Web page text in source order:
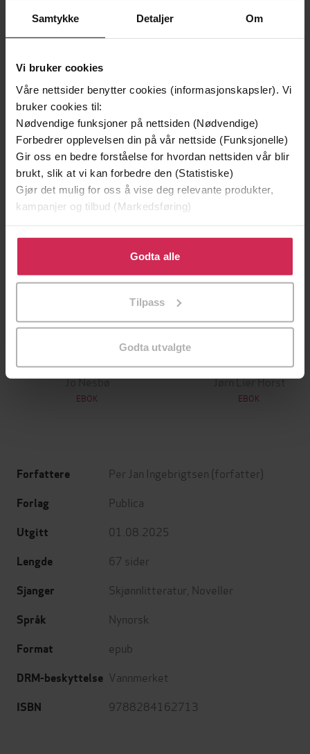
Samtykke Detaljer Om
Vi bruker cookies
Våre nettsider benytter cookies (informasjonskapsler). Vi
bruker cookies til:
Nødvendige funksjoner på nettsiden (Nødvendige)
Forbedrer opplevelsen din på vår nettside (Funksjonelle)
Gir oss en bedre forståelse for hvordan nettsiden vår blir
brukt, slik at vi kan forbedre den (Statistiske)
Gjør det mulig for oss å vise deg relevante produkter,
kampanjer og tilbud (Markedsføring)
Klikk på «Godta alle» for å gi oss ditt samtykke til å
bruke cookies for alle disse formålene. Du kan også
tilpasse ditt samtykke til spesifikke formål ved å klikke
Godta alle
Tilpass
Godta utvalgte
EBOK EBOK
Andre har også kjøpt
Premium
Vinner av Rivertonprisen
Minnesota
Jo Nesbø
EBOK
Premium
Første gang på tilbud
Utskudd
Jørn Lier Horst
EBOK
Forfattere Per Jan Ingebrigtsen (forfatter)
Forlag Publica
Utgitt 01.08.2025
Lengde 67 sider
Sjanger Skjønnlitteratur Noveller
Språk Nynorsk
Format epub
DRM-beskyttelse Vannmerket
ISBN 9788284162713